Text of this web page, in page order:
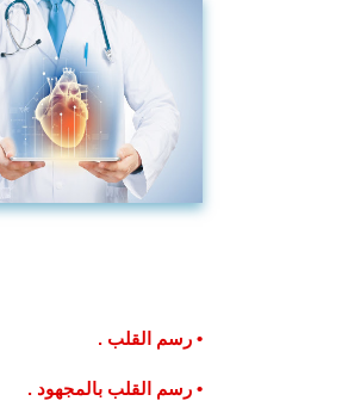
• رسم القلب .
• رسم القلب بالمجهود .